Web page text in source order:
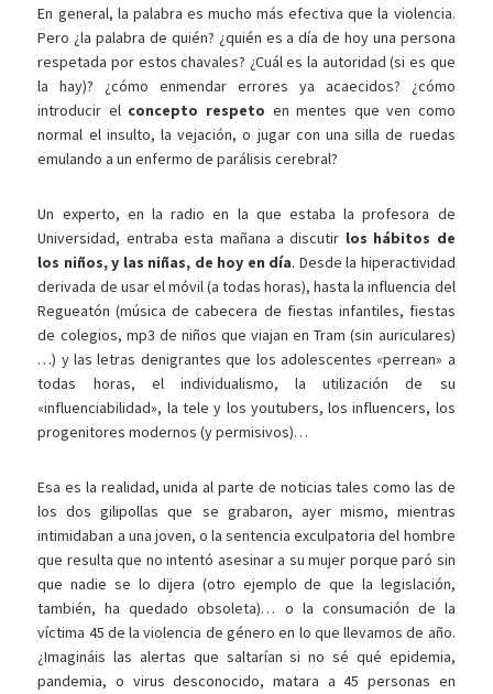
En general, la palabra es mucho más efectiva que la violencia.
Pero ¿la palabra de quién? ¿quién es a día de hoy una persona
respetada por estos chavales? ¿Cuál es la autoridad (si es que
la hay)? ¿cómo enmendar errores ya acaecidos? ¿cómo
introducir el concepto respeto en mentes que ven como
normal el insulto, la vejación, o jugar con una silla de ruedas
emulando a un enfermo de parálisis cerebral?
Un experto, en la radio en la que estaba la profesora de
Universidad, entraba esta mañana a discutir los hábitos de
los niños, y las niñas, de hoy en día. Desde la hiperactividad
derivada de usar el móvil (a todas horas), hasta la influencia del
Regueatón (música de cabecera de fiestas infantiles, fiestas
de colegios, mp3 de niños que viajan en Tram (sin auriculares)
…) y las letras denigrantes que los adolescentes «perrean» a
todas horas, el individualismo, la utilización de su
«influenciabilidad», la tele y los youtubers, los influencers, los
progenitores modernos (y permisivos)…
Esa es la realidad, unida al parte de noticias tales como las de
los dos gilipollas que se grabaron, ayer mismo, mientras
intimidaban a una joven, o la sentencia exculpatoria del hombre
que resulta que no intentó asesinar a su mujer porque paró sin
que nadie se lo dijera (otro ejemplo de que la legislación,
también, ha quedado obsoleta)… o la consumación de la
víctima 45 de la violencia de género en lo que llevamos de año.
¿Imagináis las alertas que saltarían si no sé qué epidemia,
pandemia, o virus desconocido, matara a 45 personas en